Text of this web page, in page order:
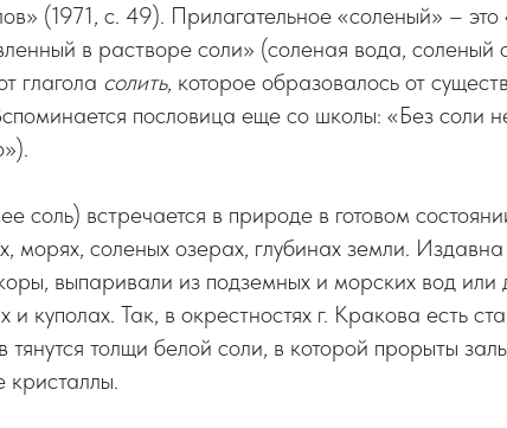
(1971, с. 49). Прилагательное «соленый» –
в растворе соли» (соленая вода, соленый
глагола солить, которое образовалось от
пословица еще со школы: «Без соли
соль) встречается в природе в готовом
морях, соленых озерах, глубинах земли.
выпаривали из подземных и морских вод или
и куполах. Так, в окрестностях г. Кракова есть
тянутся толщи белой соли, в которой прорыты
кристаллы.